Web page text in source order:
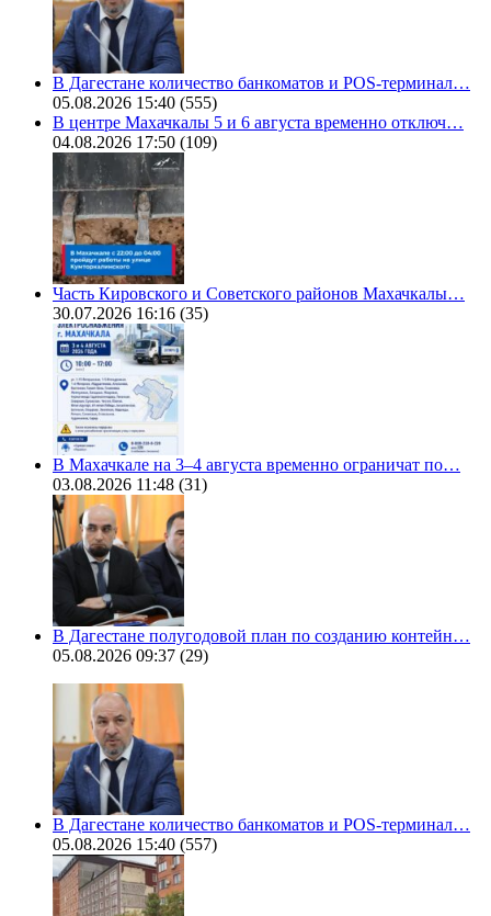
В Дагестане количество банкоматов и POS-терминал…
05.08.2026 15:40 (555)
В центре Махачкалы 5 и 6 августа временно отключ…
04.08.2026 17:50 (109)
Часть Кировского и Советского районов Махачкалы…
30.07.2026 16:16 (35)
В Махачкале на 3–4 августа временно ограничат по…
03.08.2026 11:48 (31)
В Дагестане полугодовой план по созданию контейн…
05.08.2026 09:37 (29)
В Дагестане количество банкоматов и POS-терминал…
05.08.2026 15:40 (557)